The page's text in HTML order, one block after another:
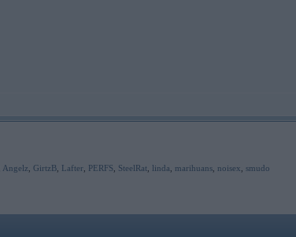
Angelz GirtzB Lafter PERFS SteelRat linda marihuans noisex smudo